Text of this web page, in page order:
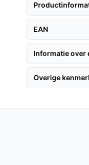
EAN
Informatie over
Overige